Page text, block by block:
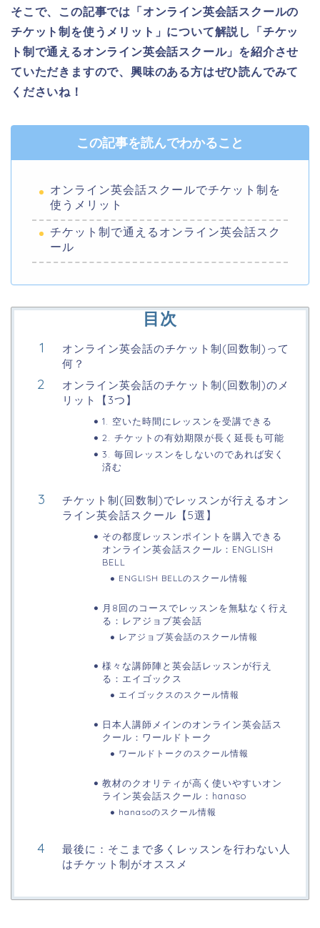
そこで、この記事では「オンライン英会話スクールの
チケット制を使うメリット」について解説し「チケッ
ト制で通えるオンライン英会話スクール」を紹介させ
ていただきますので、興味のある方はぜひ読んでみて
くださいね！
この記事を読んでわかること
オンライン英会話スクールでチケット制を
使うメリット
チケット制で通えるオンライン英会話スク
ール
目次
オンライン英会話のチケット制(回数制)って
何？
オンライン英会話のチケット制(回数制)のメ
リット【3つ】
1. 空いた時間にレッスンを受講できる
2. チケットの有効期限が長く延長も可能
3. 毎回レッスンをしないのであれば安く
済む
チケット制(回数制)でレッスンが行えるオン
ライン英会話スクール【5選】
その都度レッスンポイントを購入できる
オンライン英会話スクール：ENGLISH
BELL
ENGLISH BELLのスクール情報
月8回のコースでレッスンを無駄なく行え
る：レアジョブ英会話
レアジョブ英会話のスクール情報
様々な講師陣と英会話レッスンが行え
る：エイゴックス
エイゴックスのスクール情報
日本人講師メインのオンライン英会話ス
クール：ワールドトーク
ワールドトークのスクール情報
教材のクオリティが高く使いやすいオン
ライン英会話スクール：hanaso
hanasoのスクール情報
最後に：そこまで多くレッスンを行わない人
はチケット制がオススメ